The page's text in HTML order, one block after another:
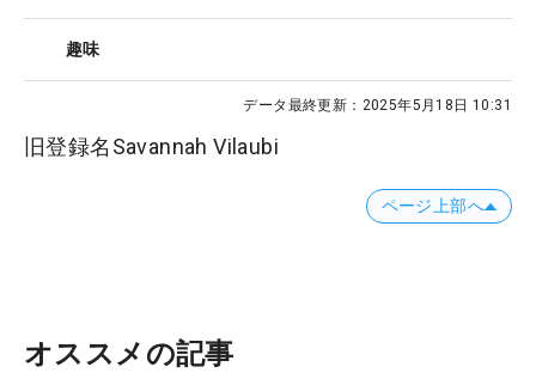
趣味
データ最終更新： 2025年5月18日 10:31
旧登録名Savannah Vilaubi
ページ上部へ
オススメの記事